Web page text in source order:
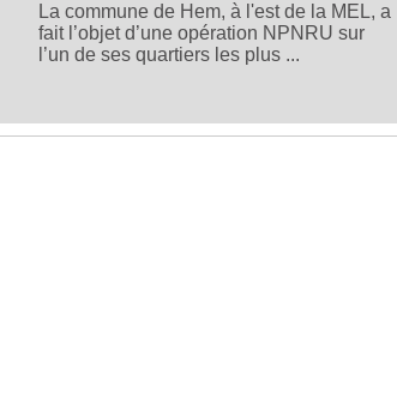
La commune de Hem, à l'est de la MEL, a
fait l’objet d’une opération NPNRU sur
l’un de ses quartiers les plus ...